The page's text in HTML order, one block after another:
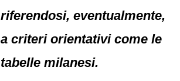
riferendosi, eventualmente,
a criteri orientativi come le
tabelle milanesi.